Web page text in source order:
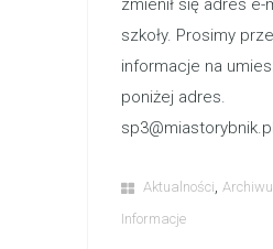
szkoły. Prosimy
informacje na
poniżej adres.
sp3@miastorybnik.pl
Aktualności
Informacje